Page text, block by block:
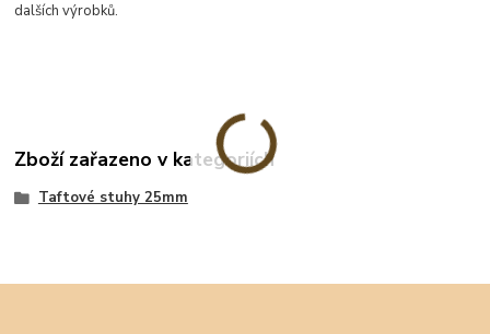
dalších výrobků.
Zboží zařazeno v kategoriích
Taftové stuhy 25mm